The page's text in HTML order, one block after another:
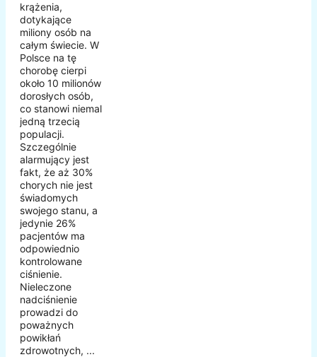
krążenia,
dotykające
miliony osób na
całym świecie. W
Polsce na tę
chorobę cierpi
około 10 milionów
dorosłych osób,
co stanowi niemal
jedną trzecią
populacji.
Szczególnie
alarmujący jest
fakt, że aż 30%
chorych nie jest
świadomych
swojego stanu, a
jedynie 26%
pacjentów ma
odpowiednio
kontrolowane
ciśnienie.
Nieleczone
nadciśnienie
prowadzi do
poważnych
powikłań
zdrowotnych, ...